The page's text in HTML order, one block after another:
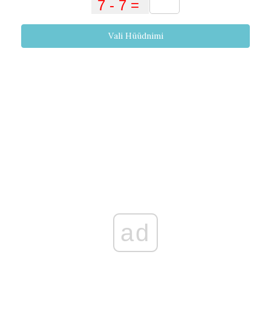
Vali Hüüdnimi
ad